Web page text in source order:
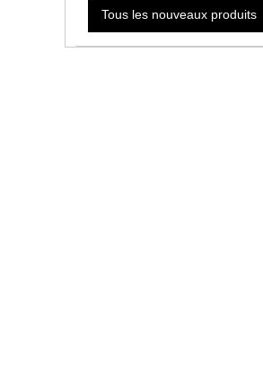
Tous les nouveaux produits